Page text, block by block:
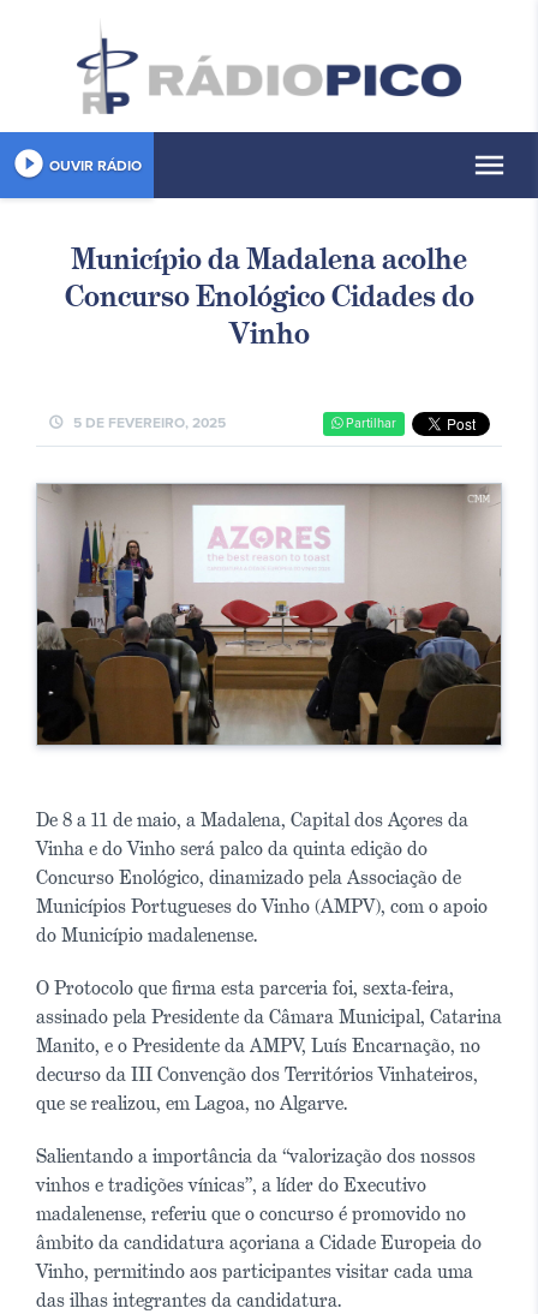
play_circle_filled OUVIR RÁDIO menu
Município da Madalena acolhe
Concurso Enológico Cidades do
Vinho
schedule 5 DE FEVEREIRO, 2025 Partilhar
De 8 a 11 de maio, a Madalena, Capital dos Açores da
Vinha e do Vinho será palco da quinta edição do
Concurso Enológico, dinamizado pela Associação de
Municípios Portugueses do Vinho (AMPV), com o apoio
do Município madalenense.
O Protocolo que firma esta parceria foi, sexta-feira,
assinado pela Presidente da Câmara Municipal, Catarina
Manito, e o Presidente da AMPV, Luís Encarnação, no
decurso da III Convenção dos Territórios Vinhateiros,
que se realizou, em Lagoa, no Algarve.
Salientando a importância da “valorização dos nossos
vinhos e tradições vínicas”, a líder do Executivo
madalenense, referiu que o concurso é promovido no
âmbito da candidatura açoriana a Cidade Europeia do
Vinho, permitindo aos participantes visitar cada uma
das ilhas integrantes da candidatura.